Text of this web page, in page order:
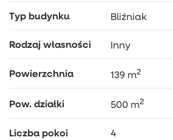
– kanalizacja
DODATKOWO
– Projekt domu New House 753 B G1
Typ budynku Bliźniak
Rodzaj własności Inny
Powierzchnia 139 m2
Pow. działki 500 m2
Liczba pokoi 4